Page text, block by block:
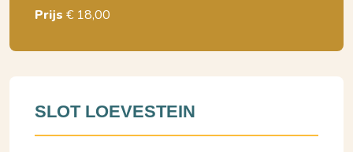
Prijs € 18,00
SLOT LOEVESTEIN